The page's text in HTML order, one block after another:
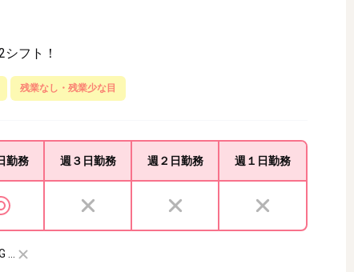
フト！
残業なし・残業少な目
勤務 週３日勤務 週２日勤務 週１日勤務
…